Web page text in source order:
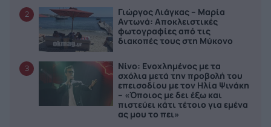
2
Γιώργος Λιάγκας – Μαρία
Αντωνά: Αποκλειστικές
φωτογραφίες από τις
διακοπές τους στη Μύκονο
3
Νίνο: Ενοχλημένος με τα
σχόλια μετά την προβολή του
επεισοδίου με τον Ηλία Ψινάκη
– «Όποιος με δει έξω και
πιστεύει κάτι τέτοιο για εμένα
ας μου το πει»